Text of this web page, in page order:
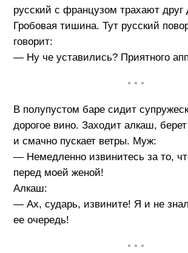
русский с французом трахают друг
Гробовая тишина. Тут русский
говорит:
— Ну че уставились? Приятного
• • •
В полупустом баре сидит
дорогое вино. Заходит алкаш,
и смачно пускает ветры. Муж:
— Немедленно извинитесь за то,
перед моей женой!
Алкаш:
— Ах, сударь, извините! Я и не
ее очередь!
• • •